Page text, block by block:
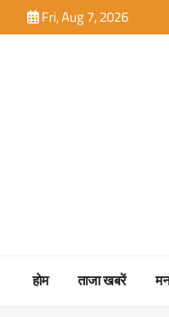
to
Fri, Aug 7, 2026
होम ताजा खबरें